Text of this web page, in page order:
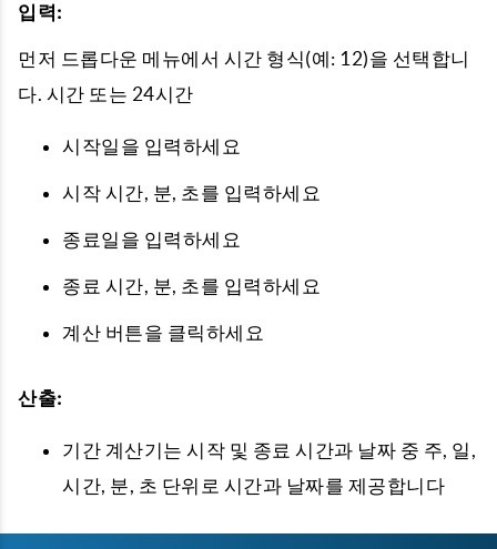
입력:
먼저 드롭다운 메뉴에서 시간 형식(예: 12)을 선택합니
다. 시간 또는 24시간
시작일을 입력하세요
시작 시간, 분, 초를 입력하세요
종료일을 입력하세요
종료 시간, 분, 초를 입력하세요
계산 버튼을 클릭하세요
산출:
기간 계산기는 시작 및 종료 시간과 날짜 중 주, 일,
시간, 분, 초 단위로 시간과 날짜를 제공합니다